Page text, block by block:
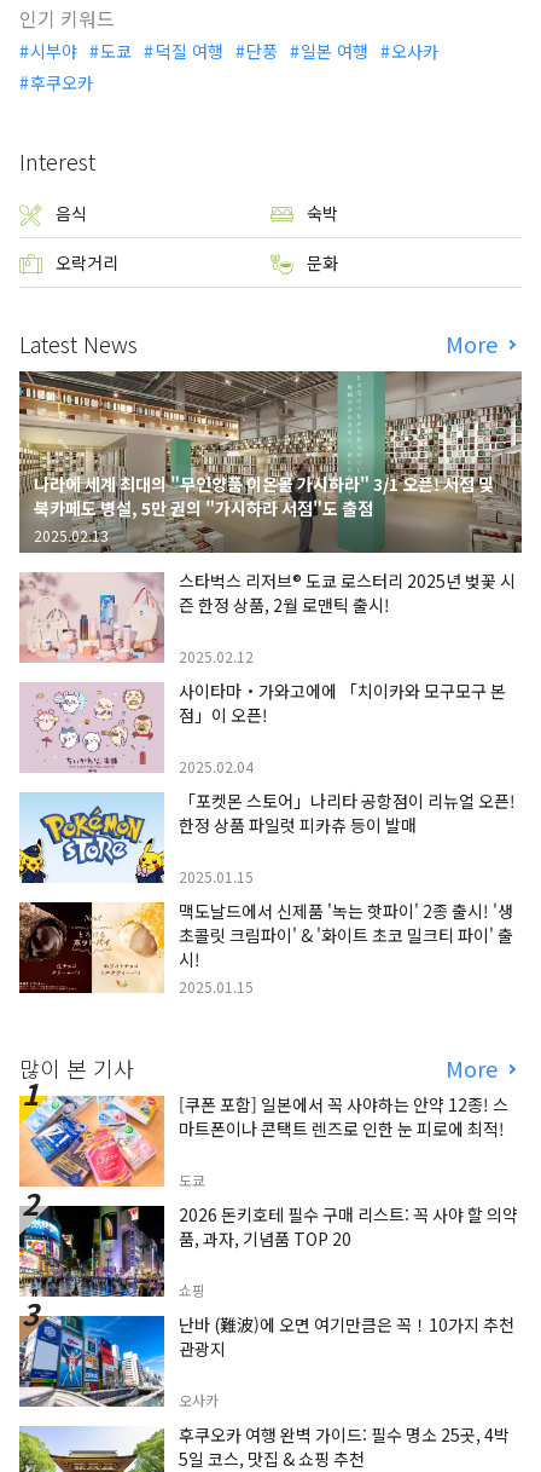
인기 키워드
시부야 도쿄 덕질 여행 단풍 일본 여행
오사카
후쿠오카
Interest
음식 숙박
오락거리 문화
Latest News More
나라에 세계 최대의 "무인양품 이온몰 가시하라" 3/1 오픈! 서점 및
북카페도 병설, 5만 권의 "가시하라 서점"도 출점
2025.02.13
스타벅스 리저브® 도쿄 로스터리 2025년 벚꽃 시
즌 한정 상품, 2월 로맨틱 출시!
2025.02.12
사이타마・가와고에에 「치이카와 모구모구 본
점」이 오픈!
2025.02.04
「포켓몬 스토어」나리타 공항점이 리뉴얼 오픈!
한정 상품 파일럿 피카츄 등이 발매
2025.01.15
맥도날드에서 신제품 '녹는 핫파이' 2종 출시! '생
초콜릿 크림파이' & '화이트 초코 밀크티 파이' 출
시!
2025.01.15
많이 본 기사 More
[쿠폰 포함] 일본에서 꼭 사야하는 안약 12종! 스
마트폰이나 콘택트 렌즈로 인한 눈 피로에 최적!
도쿄
2026 돈키호테 필수 구매 리스트: 꼭 사야 할 의약
품, 과자, 기념품 TOP 20
쇼핑
난바 (難波)에 오면 여기만큼은 꼭！10가지 추천
관광지
오사카
후쿠오카 여행 완벽 가이드: 필수 명소 25곳, 4박
5일 코스, 맛집 & 쇼핑 추천